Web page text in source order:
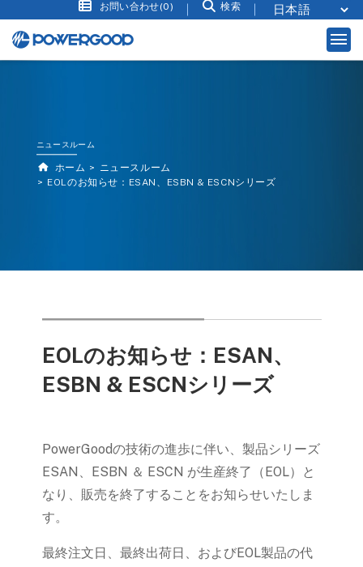
お問い合わせ(0) 検索
ニュースルーム
ホーム
ニュースルーム
EOLのお知らせ：ESAN、ESBN & ESCNシリーズ
EOLのお知らせ：ESAN、
ESBN & ESCNシリーズ
PowerGoodの技術の進歩に伴い、製品シリーズ
ESAN、ESBN ＆ ESCN が生産終了（EOL）と
なり、販売を終了することをお知らせいたしま
す。
最終注文日、最終出荷日、およびEOL製品の代